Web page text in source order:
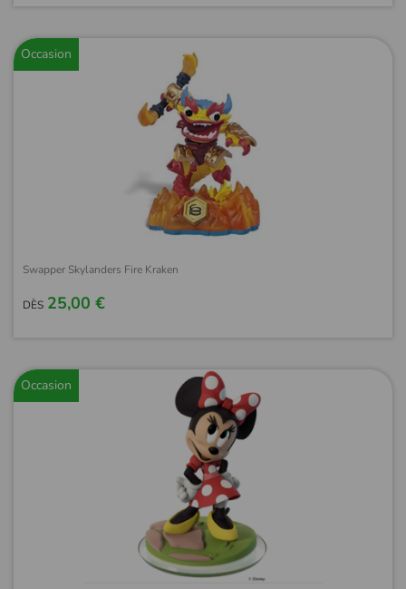
Occasion
Swapper Skylanders Fire Kraken
DÈS 25,00 €
Occasion